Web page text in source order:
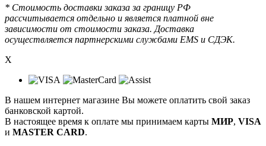
* Стоимость доставки заказа за границу РФ
рассчитывается отдельно и является платной вне
зависимости от стоимости заказа. Доставка
осуществляется партнерскими службами EMS и СДЭК.
X
В нашем интернет магазине Вы можете оплатить свой заказ
банковской картой.
В настоящее время к оплате мы принимаем карты МИР, VISA
и MASTER CARD.